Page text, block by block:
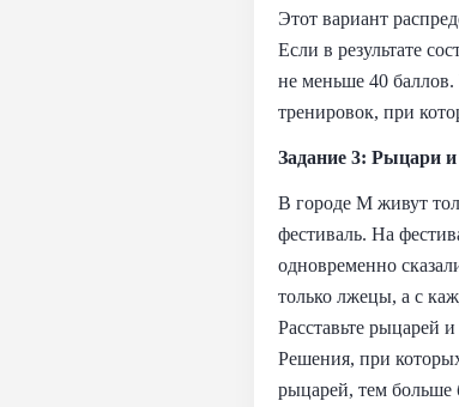
Этот вариант
Если в результате
не меньше 40
тренировок, при
Задание 3: Рыцари
В городе M живут
фестиваль. На
одновременно
только лжецы, а с
Расставьте рыцарей
Решения, при
рыцарей, тем больше